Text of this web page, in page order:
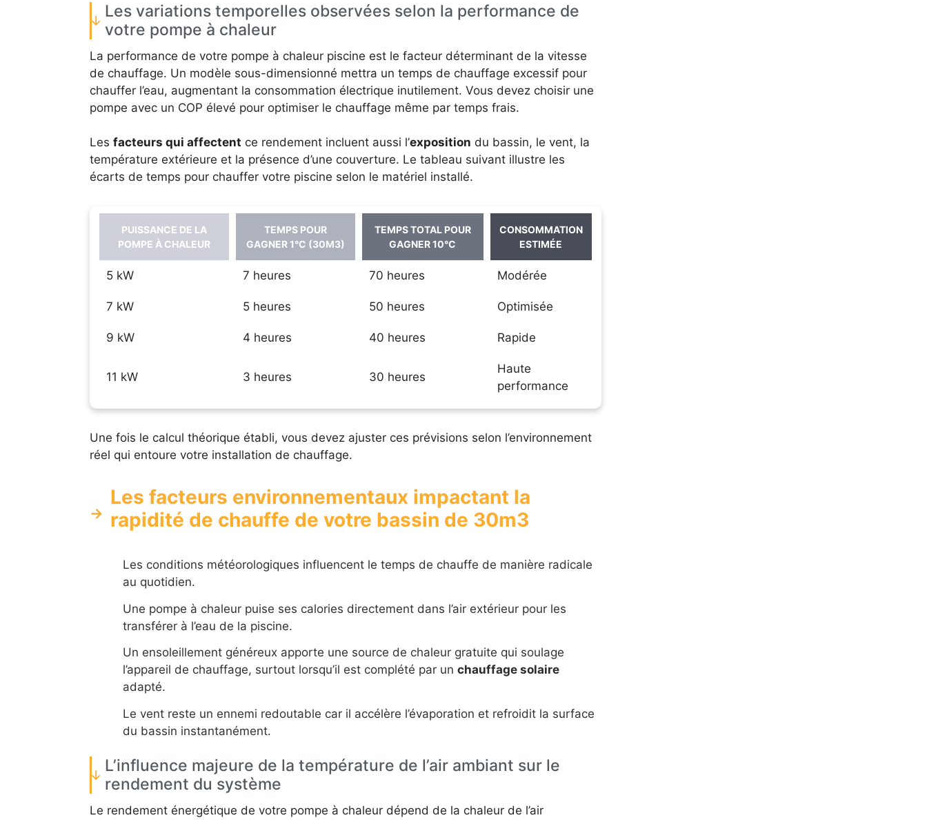
Les variations temporelles observées selon la performance de
votre pompe à chaleur
La performance de votre pompe à chaleur piscine est le facteur déterminant de la vitesse
de chauffage. Un modèle sous-dimensionné mettra un temps de chauffage excessif pour
chauffer l’eau, augmentant la consommation électrique inutilement. Vous devez choisir une
pompe avec un COP élevé pour optimiser le chauffage même par temps frais.
Les facteurs qui affectent ce rendement incluent aussi l’exposition du bassin, le vent, la
température extérieure et la présence d’une couverture. Le tableau suivant illustre les
écarts de temps pour chauffer votre piscine selon le matériel installé.
PUISSANCE DE LA
POMPE À CHALEUR
TEMPS POUR
GAGNER 1°C (30M3)
TEMPS TOTAL POUR
GAGNER 10°C
CONSOMMATION
ESTIMÉE
5 kW 7 heures 70 heures Modérée
7 kW 5 heures 50 heures Optimisée
9 kW 4 heures 40 heures Rapide
11 kW 3 heures 30 heures
Haute
performance
Une fois le calcul théorique établi, vous devez ajuster ces prévisions selon l’environnement
réel qui entoure votre installation de chauffage.
Les facteurs environnementaux impactant la
rapidité de chauffe de votre bassin de 30m3
Les conditions météorologiques influencent le temps de chauffe de manière radicale
au quotidien.
Une pompe à chaleur puise ses calories directement dans l’air extérieur pour les
transférer à l’eau de la piscine.
Un ensoleillement généreux apporte une source de chaleur gratuite qui soulage
l’appareil de chauffage, surtout lorsqu’il est complété par un chauffage solaire
adapté.
Le vent reste un ennemi redoutable car il accélère l’évaporation et refroidit la surface
du bassin instantanément.
L’influence majeure de la température de l’air ambiant sur le
rendement du système
Le rendement énergétique de votre pompe à chaleur dépend de la chaleur de l’air